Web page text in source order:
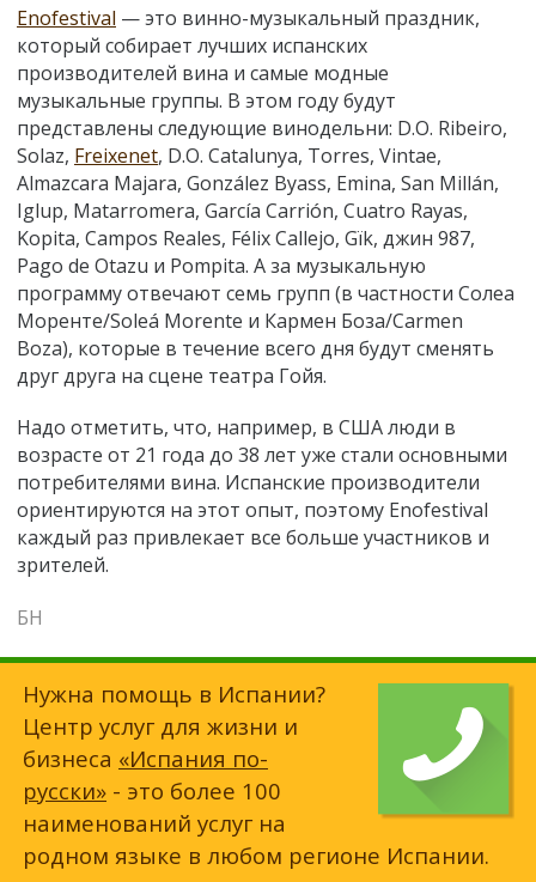
Enofestival — это винно-музыкальный праздник,
который собирает лучших испанских
производителей вина и самые модные
музыкальные группы. В этом году будут
представлены следующие винодельни: D.O. Ribeiro,
Solaz, Freixenet, D.O. Catalunya, Torres, Vintae,
Almazcara Majara, González Byass, Emina, San Millán,
Iglup, Matarromera, García Carrión, Cuatro Rayas,
Kopita, Campos Reales, Félix Callejo, Gïk, джин 987,
Pago de Otazu и Pompita. А за музыкальную
программу отвечают семь групп (в частности Солеа
Моренте/Soleá Morente и Кармен Боза/Carmen
Boza), которые в течение всего дня будут сменять
друг друга на сцене театра Гойя.
Надо отметить, что, например, в США люди в
возрасте от 21 года до 38 лет уже стали основными
потребителями вина. Испанские производители
ориентируются на этот опыт, поэтому Enofestival
каждый раз привлекает все больше участников и
зрителей.
БН
Нужна помощь в Испании?
Центр услуг для жизни и
бизнеса «Испания по-
русски» - это более 100
наименований услуг на
родном языке в любом регионе Испании.